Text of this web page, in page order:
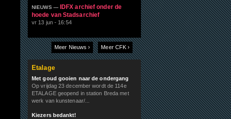
NIEUWS —
IDFX archief onder de
hoede van Stadsarchief
vr 13 jun - 16:54
Meer Nieuws › Meer CFK ›
Etalage
Met goud gooien naar de ondergang
Op vrijdag 23 december wordt de 114e
ETALAGE geopend in station Breda met
werk van kunstenaar/...
Kiezers bedankt!